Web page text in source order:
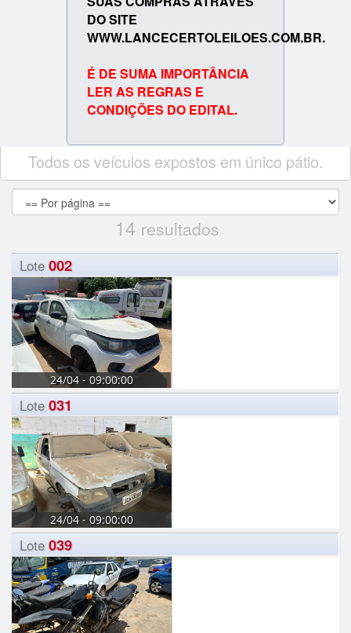
DO SITE
WWW.LANCECERTOLEILOES.COM.BR.
É DE SUMA IMPORTÂNCIA
LER AS REGRAS E
CONDIÇÕES DO EDITAL.
Todos os veículos expostos em único pátio.
14 resultados
Lote 002
24/04 - 09:00:00
Lote 031
24/04 - 09:00:00
Lote 039